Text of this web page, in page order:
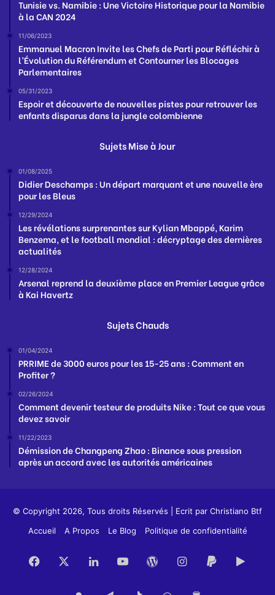
Tunisie vs. Namibie : Une Victoire Historique pour la Namibie
à la CAN 2024
11/06/2023
Emmanuel Macron Invite les Chefs de Parti pour Réfléchir à
l’Évolution du Référendum et Contourner les Blocages
Parlementaires
05/31/2023
Espoir et découverte de nouvelles pistes pour retrouver les
enfants disparus dans la jungle colombienne
Sujets Mise à Jour
01/08/2025
Didier Deschamps : Un départ marquant et une nouvelle ère
pour les Bleus
12/29/2024
Les révélations surprenantes sur Kylian Mbappé, Karim
Benzema, et le football mondial : décryptage des dernières
actualités
12/28/2024
Arsenal reprend la deuxième place en Premier League grâce
à Kai Havertz
Sujets Chauds
01/04/2024
PRRIME de 3000 euros pour les 15-25 ans : Comment en
Profiter ?
02/26/2024
Comment devenir testeur de produits Nike : Tout ce que vous
devez savoir
11/22/2023
Démission de Changpeng Zhao : Binance sous pression
après un accord avec les autorités américaines
© Copyright 2026, Tous droits Réservés | Ecrit par Christiano Btf
Accueil
A Propos Le Blog Politique de confidentialité
Facebook LinkedinYouTubeWordPress
Instagram
PayPal